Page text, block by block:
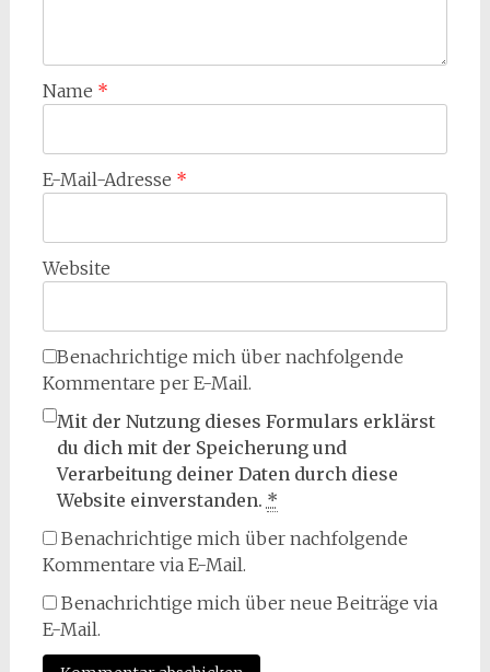
Name *
E-Mail-Adresse *
Website
Benachrichtige mich über nachfolgende
Kommentare per E-Mail.
Mit der Nutzung dieses Formulars erklärst
du dich mit der Speicherung und
Verarbeitung deiner Daten durch diese
Website einverstanden. *
Benachrichtige mich über nachfolgende
Kommentare via E-Mail.
Benachrichtige mich über neue Beiträge via
E-Mail.